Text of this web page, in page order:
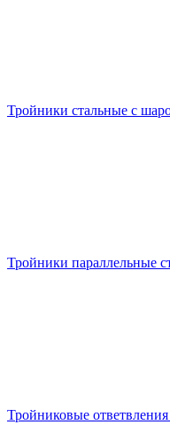
Тройники стальные с
Тройники параллельные
Тройниковые